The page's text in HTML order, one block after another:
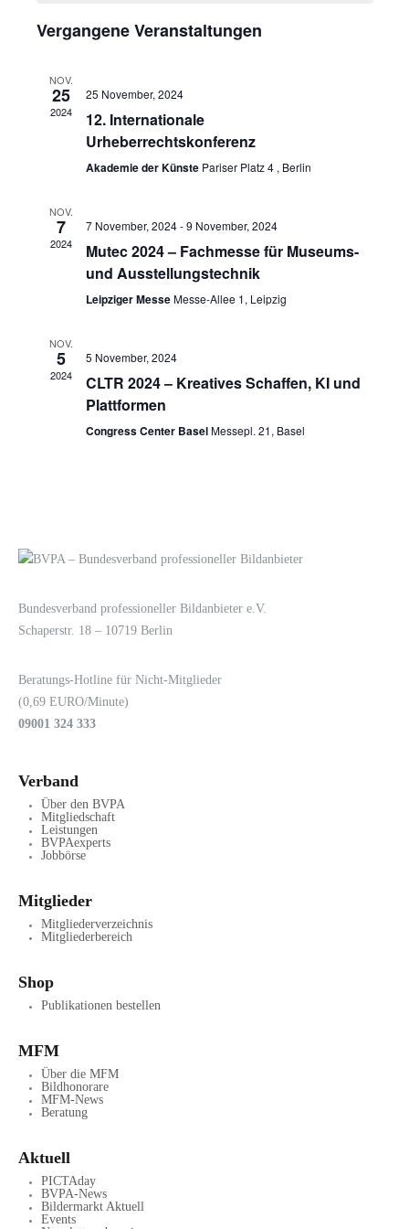
Vergangene Veranstaltungen
NOV.
25
2024
25 November, 2024
12. Internationale
Urheberrechtskonferenz
Akademie der Künste Pariser Platz 4 , Berlin
NOV.
7
2024
7 November, 2024-9 November, 2024
Mutec 2024 – Fachmesse für Museums-
und Ausstellungstechnik
Leipziger MesseMesse-Allee 1, Leipzig
NOV.
5
2024
5 November, 2024
CLTR 2024 – Kreatives Schaffen, KI und
Plattformen
Congress Center BaselMessepl. 21, Basel
Bundesverband professioneller Bildanbieter e.V.
Schaperstr. 18 – 10719 Berlin
Beratungs-Hotline für Nicht-Mitglieder
(0,69 EURO/Minute)
09001 324 333
Verband
Über den BVPA
Mitgliedschaft
Leistungen
BVPAexperts
Jobbörse
Mitglieder
Mitgliederverzeichnis
Mitgliederbereich
Shop
Publikationen bestellen
MFM
Über die MFM
Bildhonorare
MFM-News
Beratung
Aktuell
PICTAday
BVPA-News
Bildermarkt Aktuell
Events